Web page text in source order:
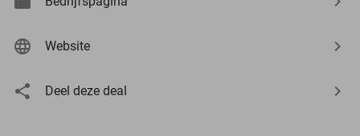
Website
Deel deze deal